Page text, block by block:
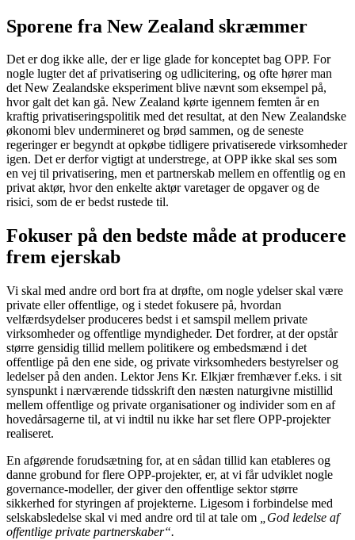
Sporene fra New Zealand skræmmer
Det er dog ikke alle, der er lige glade for konceptet bag OPP. For
nogle lugter det af privatisering og udlicitering, og ofte hører man
det New Zealandske eksperiment blive nævnt som eksempel på,
hvor galt det kan gå. New Zealand kørte igennem femten år en
kraftig privatiseringspolitik med det resultat, at den New Zealandske
økonomi blev undermineret og brød sammen, og de seneste
regeringer er begyndt at opkøbe tidligere privatiserede virksomheder
igen. Det er derfor vigtigt at understrege, at OPP ikke skal ses som
en vej til privatisering, men et partnerskab mellem en offentlig og en
privat aktør, hvor den enkelte aktør varetager de opgaver og de
risici, som de er bedst rustede til.
Fokuser på den bedste måde at producere
frem ejerskab
Vi skal med andre ord bort fra at drøfte, om nogle ydelser skal være
private eller offentlige, og i stedet fokusere på, hvordan
velfærdsydelser produceres bedst i et samspil mellem private
virksom­heder og offentlige myndigheder. Det fordrer, at der opstår
større gensidig tillid mellem politikere og embedsmænd i det
offentlige på den ene side, og private virksomheders bestyrelser og
ledelser på den anden. Lektor Jens Kr. Elkjær fremhæver f.eks. i sit
synspunkt i nærværende tidsskrift den næsten naturgivne mistillid
mellem offentlige og private organisationer og individer som en af
hovedårsagerne til, at vi indtil nu ikke har set flere OPP-projekter
realiseret.
En afgørende forudsætning for, at en sådan tillid kan etableres og
danne grobund for flere OPP-projekter, er, at vi får udviklet nogle
governance-modeller, der giver den offentlige sektor større
sikkerhed for styringen af projekterne. Ligesom i forbindelse med
selskabsledelse skal vi med andre ord til at tale om
„God ledelse af
offentlige private partnerskaber“.